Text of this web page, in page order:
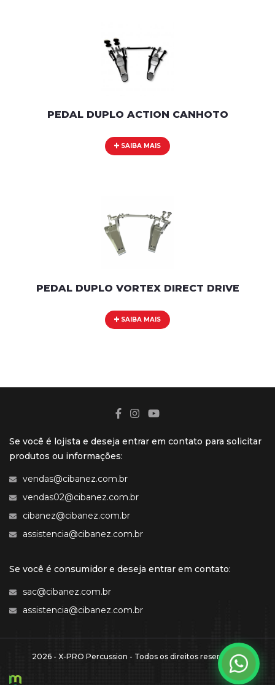
PEDAL DUPLO ACTION CANHOTO
SAIBA MAIS
PEDAL DUPLO VORTEX DIRECT DRIVE
SAIBA MAIS
Se você é lojista e deseja entrar em contato para solicitar
produtos ou informações:
vendas@cibanez.com.br
vendas02@cibanez.com.br
cibanez@cibanez.com.br
assistencia@cibanez.com.br
Se você é consumidor e deseja entrar em contato:
sac@cibanez.com.br
assistencia@cibanez.com.br
2026 - X-PRO Percussion - Todos os direitos reservados.